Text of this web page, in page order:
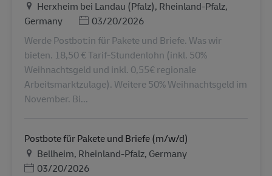
Τοποθεσία
Herxheim bei Landau (Pfalz), Rheinland-Pfalz,
Germany
Ημερομηνία Ανάρτησης
03/20/2026
Werde Postbot:in für Pakete und Briefe. Was wir
bieten. 18,50 € Tarif-Stundenlohn (inkl. 50%
Weihnachtsgeld und inkl. 0,55€ regionale
Arbeitsmarktzulage). Weitere 50% Weihnachtsgeld im
November. Bi...
Postbote für Pakete und Briefe (m/w/d)
Τοποθεσία
Bellheim, Rheinland-Pfalz, Germany
Ημερομηνία Ανάρτησης
03/20/2026